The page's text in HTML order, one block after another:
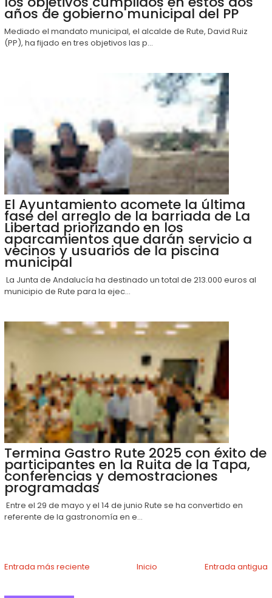
años de gobierno municipal del PP
Mediado el mandato municipal, el alcalde de Rute, David Ruiz
(PP), ha fijado en tres objetivos las p...
El Ayuntamiento acomete la última
fase del arreglo de la barriada de La
Libertad priorizando en los
aparcamientos que darán servicio a
vecinos y usuarios de la piscina
municipal
La Junta de Andalucía ha destinado un total de 213.000 euros al
municipio de Rute para la ejec...
Termina Gastro Rute 2025 con éxito de
participantes en la Ruita de la Tapa,
conferencias y demostraciones
programadas
Entre el 29 de mayo y el 14 de junio Rute se ha convertido en
referente de la gastronomía en e...
Entrada más reciente Entrada antigua
Inicio